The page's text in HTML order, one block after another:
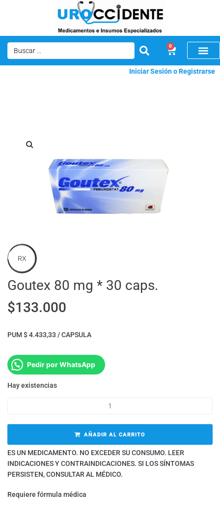
0
Iniciar Sesión o Registrarse
RX
Goutex 80 mg * 30 caps.
$133.000
PUM $ 4.433,33 / CAPSULA
Pedir por WhatsApp
Hay existencias
AÑADIR AL CARRITO
ES UN MEDICAMENTO. NO EXCEDER SU CONSUMO. LEER
INDICACIONES Y CONTRAINDICACIONES. SI LOS SÍNTOMAS
PERSISTEN, CONSULTAR AL MÉDICO.
Requiere fórmula médica